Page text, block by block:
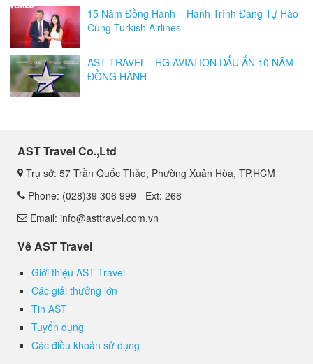
15 Năm Đồng Hành – Hành Trình Đáng Tự Hào
Cùng Turkish Airlines
AST TRAVEL - HG AVIATION DẤU ẤN 10 NĂM
ĐỒNG HÀNH
AST Travel Co.,Ltd
Trụ sở: 57 Trần Quốc Thảo, Phường Xuân Hòa, TP.HCM
Phone: (028)39 306 999 - Ext: 268
Email: info@asttravel.com.vn
Về AST Travel
Giới thiệu AST Travel
Các giải thưởng lớn
Tin AST
Tuyển dụng
Các điều khoản sử dụng